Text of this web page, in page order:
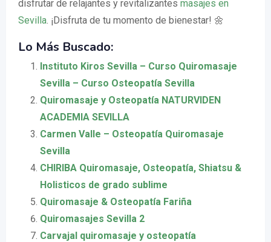
disfrutar de relajantes y revitalizantes masajes en
Sevilla. ¡Disfruta de tu momento de bienestar! 🌼
Lo Más Buscado:
Instituto Kiros Sevilla – Curso Quiromasaje
Sevilla – Curso Osteopatía Sevilla
Quiromasaje y Osteopatía NATURVIDEN
ACADEMIA SEVILLA
Carmen Valle – Osteopatía Quiromasaje
Sevilla
CHIRIBA Quiromasaje, Osteopatía, Shiatsu &
Holisticos de grado sublime
Quiromasaje & Osteopatía Fariña
Quiromasajes Sevilla 2
Carvajal quiromasaje y osteopatía